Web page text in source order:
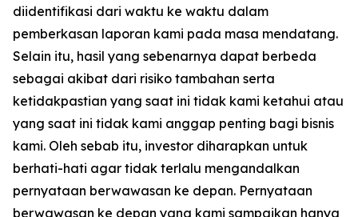
diidentifikasi dari waktu ke waktu dalam
pemberkasan laporan kami pada masa mendatang.
Selain itu, hasil yang sebenarnya dapat berbeda
sebagai akibat dari risiko tambahan serta
ketidakpastian yang saat ini tidak kami ketahui atau
yang saat ini tidak kami anggap penting bagi bisnis
kami. Oleh sebab itu, investor diharapkan untuk
berhati-hati agar tidak terlalu mengandalkan
pernyataan berwawasan ke depan. Pernyataan
berwawasan ke depan yang kami sampaikan hanya